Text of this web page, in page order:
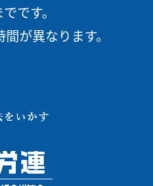
です。
が異なります。